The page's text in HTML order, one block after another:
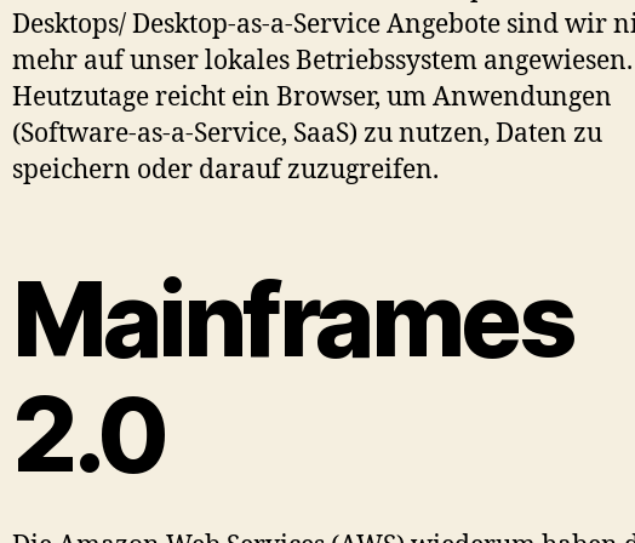
Desktops/ Desktop-as-a-Service Angebote sind wir
mehr auf unser lokales Betriebssystem angewiesen.
Heutzutage reicht ein Browser, um Anwendungen
(Software-as-a-Service, SaaS) zu nutzen, Daten zu
speichern oder darauf zuzugreifen.
Mainframes
2.0